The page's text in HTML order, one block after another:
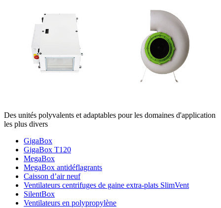
Des unités polyvalents et adaptables pour les domaines d'application
les plus divers
GigaBox
GigaBox T120
MegaBox
MegaBox antidéflagrants
Caisson d’air neuf
Ventilateurs centrifuges de gaine extra-plats SlimVent
SilentBox
Ventilateurs en polypropylène